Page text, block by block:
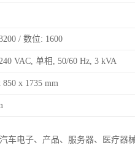
/ 数位: 1600
VAC, 单相, 50/60 Hz, 3 kVA
850 x 1735 mm
车电子、产品、服务器、医疗